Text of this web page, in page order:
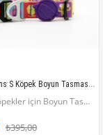
Tailpetz Alliens S Köpek Boyun Tasması (Boyun 25 cm x 40 cm)
Küçük Irk Köpekler için Boyun Tasması (Boyun çevresi 25 x 40 cm)
₺395,00